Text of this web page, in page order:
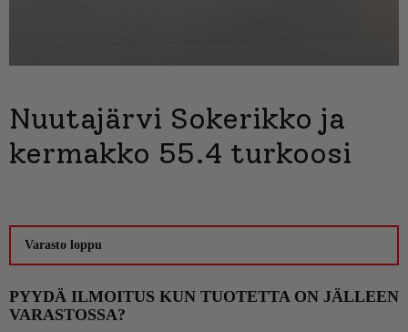
Nuutajärvi Sokerikko ja
kermakko 55.4 turkoosi
Varasto loppu
PYYDÄ ILMOITUS KUN TUOTETTA ON JÄLLEEN
VARASTOSSA?